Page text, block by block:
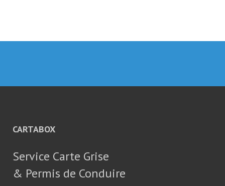
CARTABOX
Service Carte Grise
& Permis de Conduire